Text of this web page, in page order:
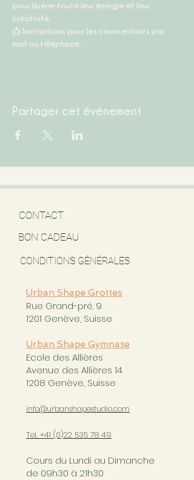
pour libérer toute leur énergie et leur
créativité.
📩 Inscriptions pour les cours enfants par
mail ou téléphone.
Partager cet événement
CONTACT
BON CADEAU
CONDITIONS GÉNÉRALES
Urban Shape Grottes
Rue Grand-pré, 9
1201 Genève, Suisse
Urban Shape Gymnase
Ecole des Allières
Avenue des Allières 14
1208 Genève, Suisse
info@urbanshapestudio.com
Tel. +41 (0)22 535 78 49
Cours du Lundi au Dimanche
de 09h30 à 21h30